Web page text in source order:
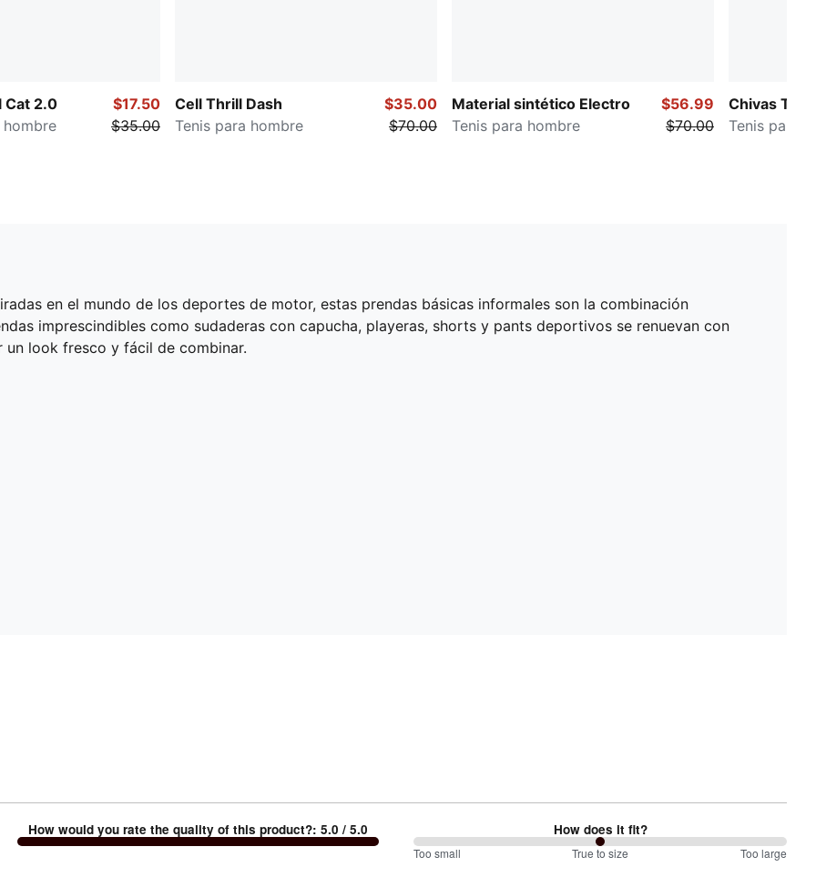
Cat 2.0
hombre
$17.50
$35.00
Cell Thrill Dash
Tenis para hombre
$35.00
$70.00
Material sintético Electro
Tenis para hombre
$56.99
$70.00
Chivas
Tenis para
en el mundo de los deportes de motor, estas prendas básicas informales son la combinación
imprescindibles como sudaderas con capucha, playeras, shorts y pants deportivos se renuevan con
look fresco y fácil de combinar.
How would you rate the quality of this product?:5.0 / 5.0 How does it fit?
100%
Too small True to size Too large